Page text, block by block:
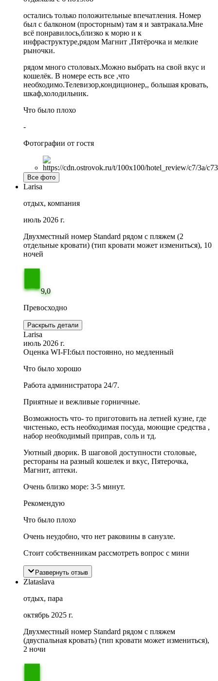
остались только положительные впечатления. Номер
был с балконом (просторным) там я и завтракала.Мне
всё понравилось,близко к морю и к
инфраструктуре,рядом Магнит ,Пятёрочка и мелкие
рыночки.
рядом много столовых.Можно выбрать на свой вкус и
кошелёк. В номере есть все ,что
необходимо.Телевизор,кондиционер,, большая кровать,
шкаф,холодильник.
Что было плохо
-
Фотографии от гостя
Все фото
Larisa
отдых, компания
июль 2026 г.
Двухместный номер Standard рядом с пляжем (2
отдельные кровати) (тип кровати может измениться), 10
ночей
9,0
Превосходно
Раскрыть детали
Larisa
июль 2026 г.
Оценка WI-FI:был постоянно, но медленный
Что было хорошо
Работа администратора 24/7.
Приятные и вежливые горничные.
Возможность что- то приготовить на летней кузне, где
чистенько, есть необходимая посуда, моющие средства ,
набор необходимый приправ, соль и тд.
Уютный дворик. В шаговой доступности столовые,
рестораны на разный кошелек и вкус, Пятерочка,
Магнит, аптеки.
Очень близко море: 3-5 минут.
Рекомендую
Что было плохо
Очень неудобно, что нет раковины в санузле.
Стоит собственникам рассмотреть вопрос с мини
Развернуть отзыв
Zlataslava
отдых, пара
октябрь 2025 г.
Двухместный номер Standard рядом с пляжем
(двуспальная кровать) (тип кровати может измениться),
2 ночи